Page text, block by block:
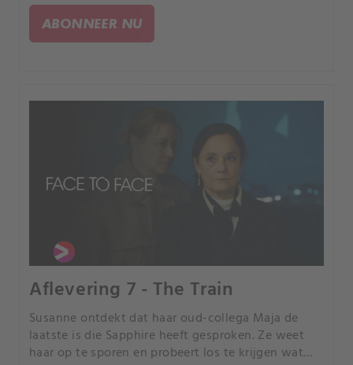
heeft.
ABONNEER NU
Aflevering 7 - The Train
Susanne ontdekt dat haar oud-collega Maja de
laatste is die Sapphire heeft gesproken. Ze weet
haar op te sporen en probeert los te krijgen wat